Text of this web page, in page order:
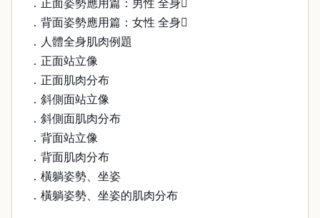
．正面姿勢應用篇：男性 全身
．背面姿勢應用篇：女性 全身
．人體全身肌肉例題
．正面站立像
．正面肌肉分布
．斜側面站立像
．斜側面肌肉分布
．背面站立像
．背面肌肉分布
．橫躺姿勢、坐姿
．橫躺姿勢、坐姿的肌肉分布